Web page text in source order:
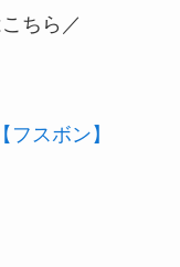
ちら／
スボン】